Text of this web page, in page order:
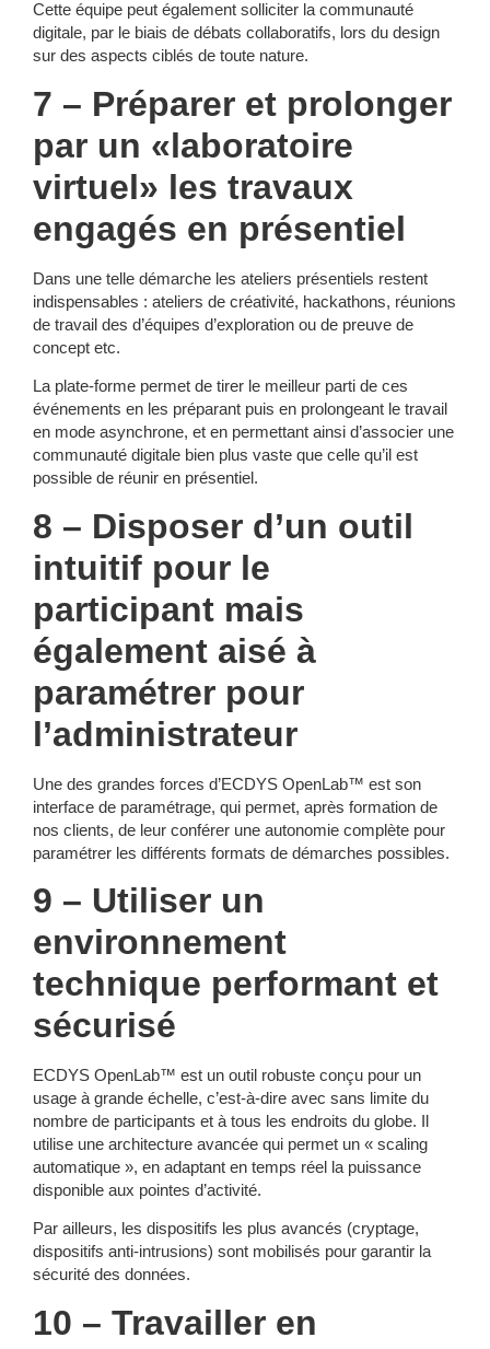
Cette équipe peut également solliciter la communauté
digitale, par le biais de débats collaboratifs, lors du design
sur des aspects ciblés de toute nature.
7 – Préparer et prolonger
par un «laboratoire
virtuel» les travaux
engagés en présentiel
Dans une telle démarche les ateliers présentiels restent
indispensables : ateliers de créativité, hackathons, réunions
de travail des d’équipes d’exploration ou de preuve de
concept etc.
La plate-forme permet de tirer le meilleur parti de ces
événements en les préparant puis en prolongeant le travail
en mode asynchrone, et en permettant ainsi d’associer une
communauté digitale bien plus vaste que celle qu’il est
possible de réunir en présentiel.
8 – Disposer d’un outil
intuitif pour le
participant mais
également aisé à
paramétrer pour
l’administrateur
Une des grandes forces d’ECDYS OpenLab™ est son
interface de paramétrage, qui permet, après formation de
nos clients, de leur conférer une autonomie complète pour
paramétrer les différents formats de démarches possibles.
9 – Utiliser un
environnement
technique performant et
sécurisé
ECDYS OpenLab™ est un outil robuste conçu pour un
usage à grande échelle, c’est-à-dire avec sans limite du
nombre de participants et à tous les endroits du globe. Il
utilise une architecture avancée qui permet un « scaling
automatique », en adaptant en temps réel la puissance
disponible aux pointes d’activité.
Par ailleurs, les dispositifs les plus avancés (cryptage,
dispositifs anti-intrusions) sont mobilisés pour garantir la
sécurité des données.
10 – Travailler en